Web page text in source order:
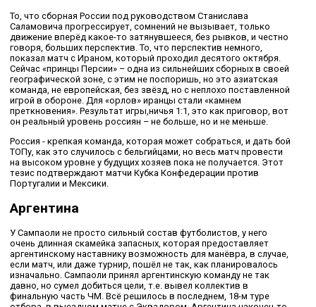
То, что сборная России под руководством Станислава
Саламовича прогрессирует, сомнений не вызывает, только
движение вперёд какое-то затянувшееся, без рывков, и честно
говоря, больших перспектив. То, что перспектив немного,
показал матч с Ираном, который проходил десятого октября.
Сейчас «принцы Персии» – одна из сильнейших сборных в своей
географической зоне, с этим не поспоришь, но это азиатская
команда, не европейская, без звёзд, но с неплохо поставленной
игрой в обороне. Для «орлов» иранцы стали «камнем
преткновения». Результат игры,ничья 1:1, это как приговор, вот
он реальный уровень россиян – не больше, но и не меньше.
Россия - крепкая команда, которая может собраться, и дать бой
ТОПу, как это случилось с бельгийцами, но весь матч провести
на высоком уровне у будущих хозяев пока не получается. Этот
тезис подтверждают матчи Кубка Конфедерации против
Португалии и Мексики.
Аргентина
У Сампаоли не просто сильный состав футболистов, у него
очень длинная скамейка запасных, которая предоставляет
аргентинскому наставнику возможность для манёвра, в случае,
если матч, или даже турнир, пошёл не так, как планировалось
изначально. Сампаоли принял аргентинскую команду не так
давно, но сумел добиться цели, т.е. вывел коллектив в
финальную часть ЧМ. Всё решилось в последнем, 18-м туре